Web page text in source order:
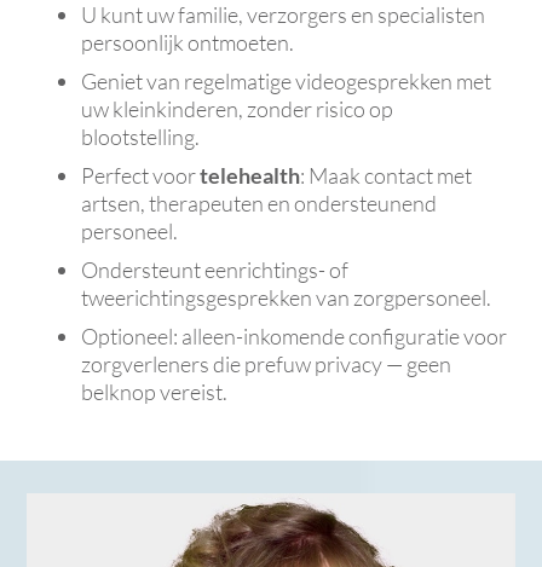
U kunt uw familie, verzorgers en specialisten
persoonlijk ontmoeten.
Geniet van regelmatige videogesprekken met
uw kleinkinderen, zonder risico op
blootstelling.
Perfect voortelehealth: Maak contact met
artsen, therapeuten en ondersteunend
personeel.
Ondersteunt eenrichtings- of
tweerichtingsgesprekken van zorgpersoneel.
Optioneel: alleen-inkomende configuratie voor
zorgverleners die prefuw privacy — geen
belknop vereist.